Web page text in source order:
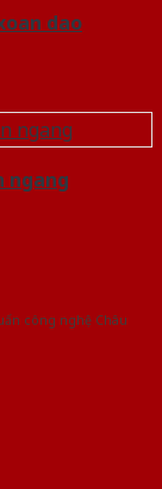
dao
ngang
công nghệ Châu